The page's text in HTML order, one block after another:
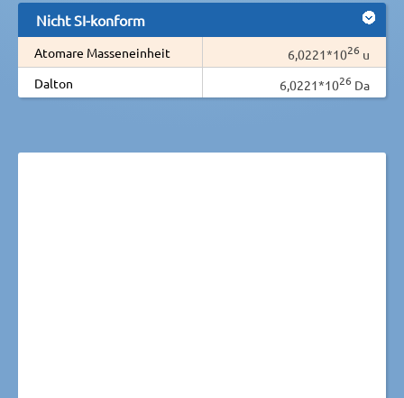
Nicht SI-konform
Atomare Masseneinheit 6,0221*1026 u
Dalton
6,0221*1026 Da